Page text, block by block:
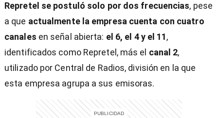
Repretel se postuló solo por dos frecuencias, pese
a que actualmente la empresa cuenta con cuatro
canales en señal abierta: el 6, el 4 y el 11,
identificados como Repretel, más el canal 2,
utilizado por Central de Radios, división en la que
esta empresa agrupa a sus emisoras.